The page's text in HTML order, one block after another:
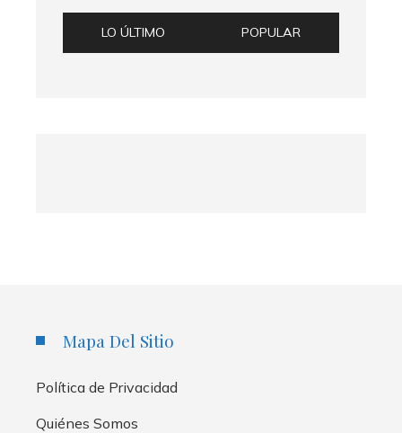
LO ÚLTIMO POPULAR
Mapa Del Sitio
Política de Privacidad
Quiénes Somos